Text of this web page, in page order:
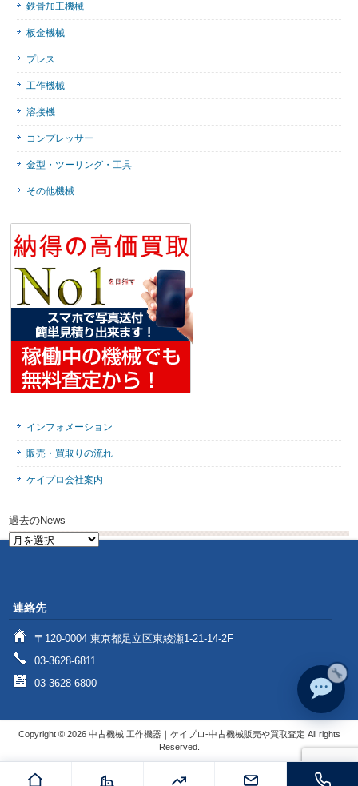
鉄骨加工機械
板金機械
プレス
工作機械
溶接機
コンプレッサー
金型・ツーリング・工具
その他機械
インフォメーション
販売・買取りの流れ
ケイプロ会社案内
過去のNews
過
連絡先
〒120-0004 東京都足立区東綾瀬1-21-14-2F
03-3628-6811
03-3628-6800
Copyright © 2026 中古機械 工作機器｜ケイプロ-中古機械販売や買取査定 All rights
Reserved.